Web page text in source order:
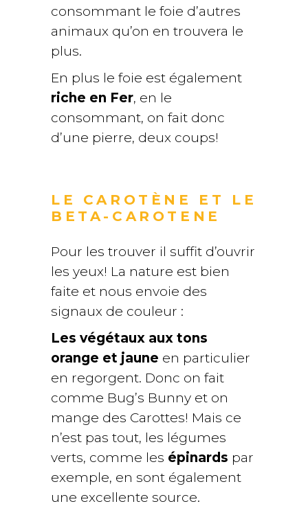
consommant le foie d’autres
animaux qu’on en trouvera le
plus.
En plus le foie est également
riche en Fer, en le
consommant, on fait donc
d’une pierre, deux coups!
LE CAROTÈNE ET LE
BETA-CAROTENE
Pour les trouver il suffit d’ouvrir
les yeux! La nature est bien
faite et nous envoie des
signaux de couleur :
Les végétaux aux tons
orange et jaune en particulier
en regorgent. Donc on fait
comme Bug’s Bunny et on
mange des Carottes! Mais ce
n’est pas tout, les légumes
verts, comme les épinards par
exemple, en sont également
une excellente source.